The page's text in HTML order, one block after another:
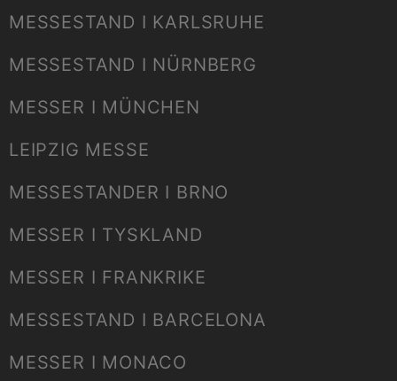
MESSESTAND I KARLSRUHE
MESSESTAND I NÜRNBERG
MESSER I MÜNCHEN
LEIPZIG MESSE
MESSESTANDER I BRNO
MESSER I TYSKLAND
MESSER I FRANKRIKE
MESSESTAND I BARCELONA
MESSER I MONACO